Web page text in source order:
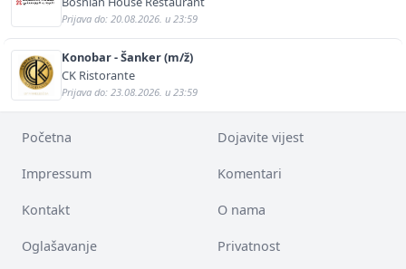
Prijava do: 20.08.2026. u 23:59
Konobar - Šanker (m/ž)
CK Ristorante
Prijava do: 23.08.2026. u 23:59
Početna Dojavite vijest
Impressum Komentari
Kontakt O nama
Oglašavanje Privatnost